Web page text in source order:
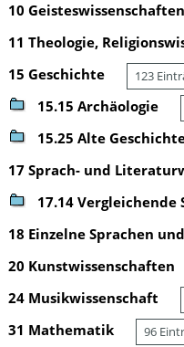
10
11 Theologie,
15 Geschichte 123
15.15 Archäologie
15.25 Alte
17 Sprach- und
17.14 Vergleichende
18 Einzelne Sprachen
20 Kunstwissenschaften
24 Musikwissenschaft
31 Mathematik 96